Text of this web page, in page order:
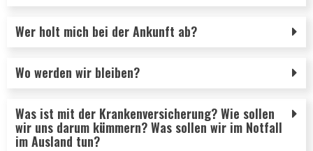
Wer holt mich bei der Ankunft ab?
Wo werden wir bleiben?
Was ist mit der Krankenversicherung? Wie sollen
wir uns darum kümmern? Was sollen wir im Notfall
im Ausland tun?